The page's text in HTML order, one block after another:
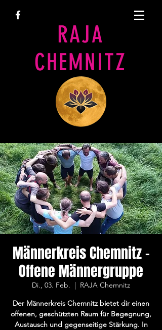
RAJA
CHEMNITZ
Männerkreis Chemnitz -
Offene Männergruppe
Di., 03. Feb.
  |
RAJA Chemnitz
Der Männerkreis Chemnitz bietet dir einen
offenen, geschützten Raum für Begegnung,
Austausch und gegenseitige Stärkung. In